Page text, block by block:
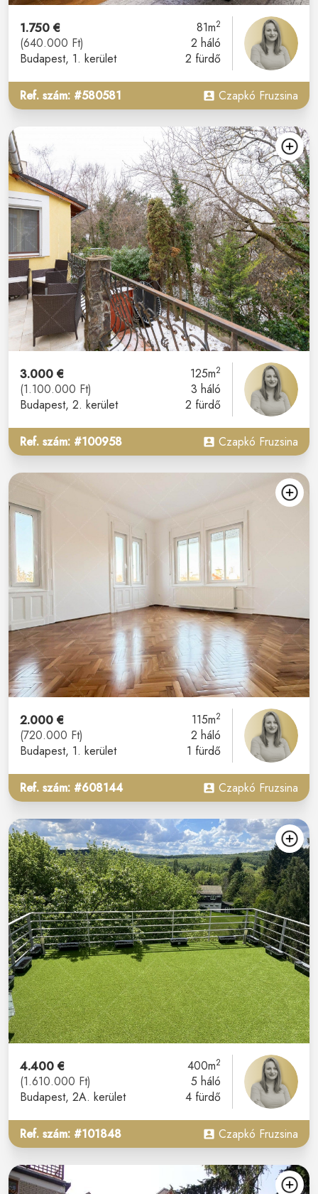
1.750 €
(640.000 Ft)
Budapest, 1. kerület
81m2
2 háló
2 fürdő
Ref. szám: #580581 Czapkó Fruzsina
3.000 €
(1.100.000 Ft)
Budapest, 2. kerület
125m2
3 háló
2 fürdő
Ref. szám: #100958 Czapkó Fruzsina
2.000 €
(720.000 Ft)
Budapest, 1. kerület
115m2
2 háló
1 fürdő
Ref. szám: #608144 Czapkó Fruzsina
4.400 €
(1.610.000 Ft)
Budapest, 2A. kerület
400m2
5 háló
4 fürdő
Ref. szám: #101848 Czapkó Fruzsina